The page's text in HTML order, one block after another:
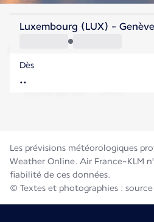
Suisse
Genève
Suisse
Durée du vol
Luxembourg (LUX) -
Dès
Les prévisions météorologiques
Weather Online. Air France-KLM
fiabilité de ces données.
© Textes et photographies : source